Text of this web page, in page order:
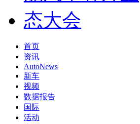
首页
资讯
AutoNews
新车
视频
数据报告
国际
活动